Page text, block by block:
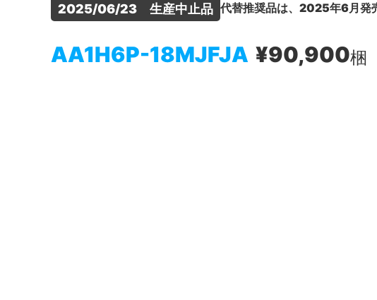
2025/06/23　生産中止品 代替推奨品は、2025年6月発
AA1H6P-18MJFJA ¥90,900梱